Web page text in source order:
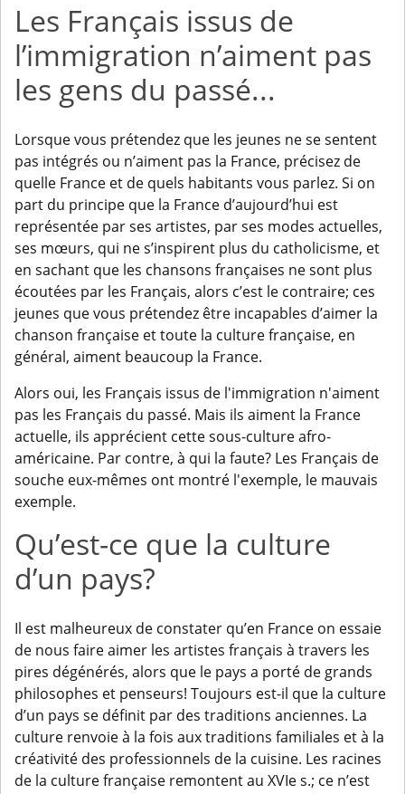
Les Français issus de
l’immigration n’aiment pas
les gens du passé...
Lorsque vous prétendez que les jeunes ne se sentent
pas intégrés ou n’aiment pas la France, précisez de
quelle France et de quels habitants vous parlez. Si on
part du principe que la France d’aujourd’hui est
représentée par ses artistes, par ses modes actuelles,
ses mœurs, qui ne s’inspirent plus du catholicisme, et
en sachant que les chansons françaises ne sont plus
écoutées par les Français, alors c’est le contraire; ces
jeunes que vous prétendez être incapables d’aimer la
chanson française et toute la culture française, en
général, aiment beaucoup la France.
Alors oui, les Français issus de l'immigration n'aiment
pas les Français du passé. Mais ils aiment la France
actuelle, ils apprécient cette sous-culture afro-
américaine. Par contre, à qui la faute? Les Français de
souche eux-mêmes ont montré l'exemple, le mauvais
exemple.
Qu’est-ce que la culture
d’un pays?
Il est malheureux de constater qu’en France on essaie
de nous faire aimer les artistes français à travers les
pires dégénérés, alors que le pays a porté de grands
philosophes et penseurs! Toujours est-il que la culture
d’un pays se définit par des traditions anciennes. La
culture renvoie à la fois aux traditions familiales et à la
créativité des professionnels de la cuisine. Les racines
de la culture française remontent au XVIe s.; ce n’est